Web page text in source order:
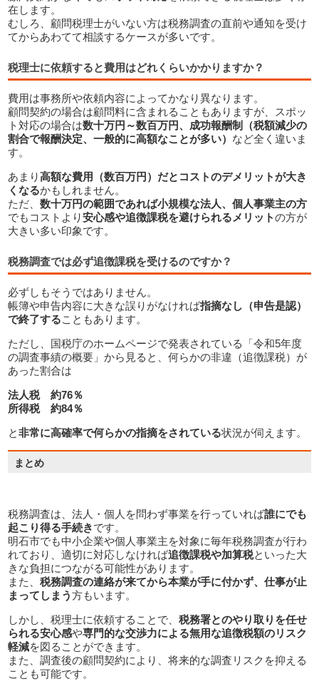
よくある質問（FAQ）
在します。
むしろ、顧問税理士がいない方は税務調査の直前や通知を受け
てからあわてて相談するケースが多いです。
税理士に依頼すると費用はどれくらいかかりますか？
費用は事務所や依頼内容によってかなり異なります。
顧問契約の場合は顧問料に含まれることもありますが、スポッ
ト対応の場合は数十万円～数百万円、成功報酬制（税額減少の
割合で報酬決定、一般的に高額なことが多い） など全く違いま
す。
あまり高額な費用（数百万円）だとコストのデメリットが大き
くなるかもしれません。
ただ、数十万円の範囲であれば小規模な法人、個人事業主の方
でもコストより安心感や追徴課税を避けられるメリットの方が
大きい多い印象です。
税務調査では必ず追徴課税を受けるのですか？
必ずしもそうではありません。
帳簿や申告内容に大きな誤りがなければ指摘なし（申告是認）
で終了することもあります。
ただし、国税庁のホームページで発表されている「令和5年度
の調査事績の概要」から見ると、何らかの非違（追徴課税）が
あった割合は
法人税 約76％
所得税 約84％
と非常に高確率で何らかの指摘をされている状況が伺えます。
税務調査は、法人・個人を問わず事業を行っていれば誰にでも
起こり得る手続きです。
明石市でも中小企業や個人事業主を対象に毎年税務調査が行わ
れており、適切に対応しなければ追徴課税や加算税といった大
きな負担につながる可能性があります。
また、税務調査の連絡が来てから本業が手に付かず、仕事が止
まってしまう方もいます。
しかし、税理士に依頼することで、税務署とのやり取りを任せ
られる安心感や専門的な交渉力による無用な追徴税額のリスク
軽減を図ることができます。
また、調査後の顧問契約により、将来的な調査リスクを抑える
ことも可能です。